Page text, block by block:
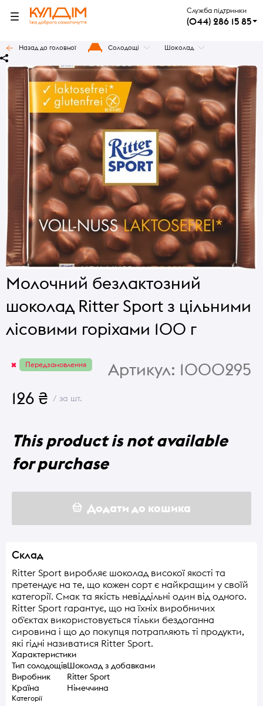
Служба підтримки
(044) 286 15 85
Назад до головної Солодощі Шоколад
Молочний безлактозний
шоколад Ritter Sport з цільними
лісовими горіхами 100 г
Передзамовлення Артикул: 1000295
126 ₴ / за шт.
This product is not available
for purchase
Додати до кошика
Склад
Ritter Sport виробляє шоколад високої якості та
претендує на те, що кожен сорт є найкращим у своїй
категорії. Смак та якість невіддільні один від одного.
Ritter Sport гарантує, що на їхніх виробничих
об'єктах використовується тільки бездоганна
сировина і що до покупця потрапляють ті продукти,
які гідні називатися Ritter Sport.
Характеристики
Тип солодощівШоколад з добавками
Виробник
Ritter Sport
Країна
Німеччина
Категорії